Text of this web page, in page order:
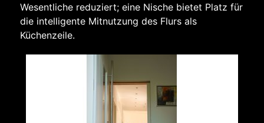
Wesentliche reduziert; eine Nische bietet Platz für
die intelligente Mitnutzung des Flurs als
Küchenzeile.